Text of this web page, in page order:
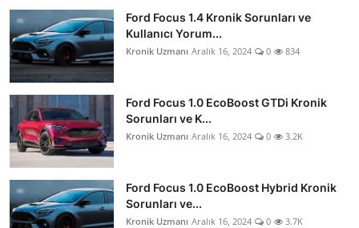
Ford Focus 1.4 Kronik Sorunları ve
Kullanıcı Yorum...
Kronik Uzmanı Aralık 16, 2024 0 834
Ford Focus 1.0 EcoBoost GTDi Kronik
Sorunları ve K...
Kronik Uzmanı Aralık 16, 2024 0 3.2K
Ford Focus 1.0 EcoBoost Hybrid Kronik
Sorunları ve...
Kronik Uzmanı Aralık 16, 2024 0 3.7K